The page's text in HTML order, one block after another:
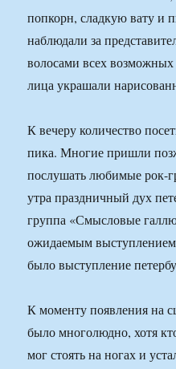
попкорн, сладкую вату
наблюдали за
волосами всех возможных
лица украшали
К вечеру количество
пика. Многие пришли
послушать любимые рок-
утра праздничный дух
группа «Смысловые
ожидаемым
было выступление
К моменту появления на
было многолюдно, хотя
мог стоять на ногах и